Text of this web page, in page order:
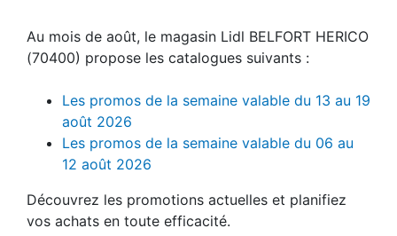
Au mois de août, le magasin Lidl BELFORT HERICO
Les promos de la semaine valable du 13 au 19
août 2026
Les promos de la semaine valable du 06 au
Découvrez les promotions actuelles et planifiez